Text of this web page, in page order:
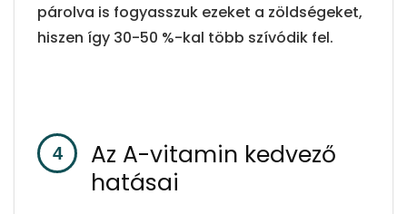
párolva is fogyasszuk ezeket a zöldségeket,
hiszen így 30-50 %-kal több szívódik fel.
Az A-vitamin kedvező
hatásai